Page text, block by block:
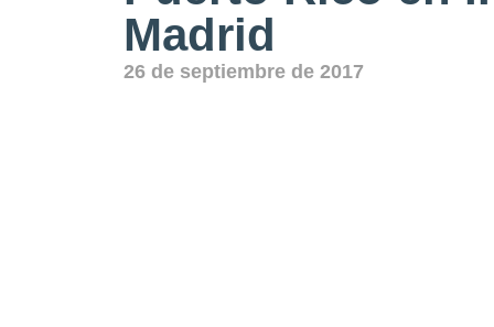
Madrid
26 de septiembre de 2017